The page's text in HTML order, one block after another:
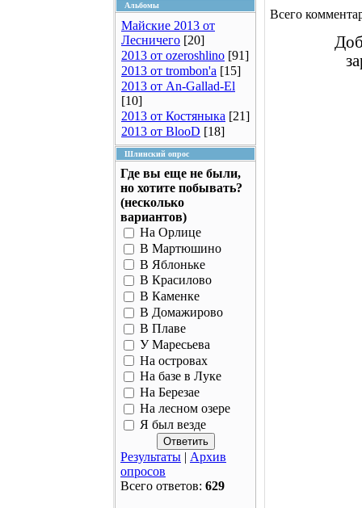
Альбомы
Майские 2013 от
Лесничего [20]
2013 от ozeroshlino [91]
2013 от trombon'a [15]
2013 от An-Gallad-El
[10]
2013 от Костяныка [21]
2013 от BlooD [18]
Шлинский опрос
Где вы еще не были,
но хотите побывать?
(несколько
вариантов)
На Орлице
В Мартюшино
В Яблоньке
В Красилово
В Каменке
В Домажирово
В Плаве
У Маресьева
На островах
На базе в Луке
На Березае
На лесном озере
Я был везде
Результаты | Архив
опросов
Всего ответов: 629
Всего